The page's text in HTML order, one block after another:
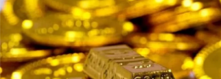
Bilecik
Bingöl
Bitlis